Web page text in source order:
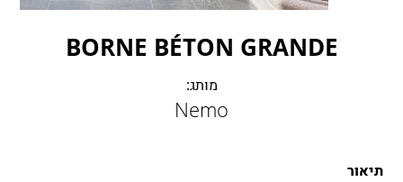
LAMBERT & FILS
PORSCHE
CATELLANI & SMITH
VIABIZZUNO
BORNE BÉTON GRANDE
מותג:
Nemo
תיאור